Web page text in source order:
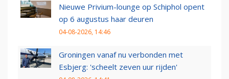
Nieuwe Privium-lounge op Schiphol opent
op 6 augustus haar deuren
04-08-2026, 14:46
Groningen vanaf nu verbonden met
Esbjerg: 'scheelt zeven uur rijden'